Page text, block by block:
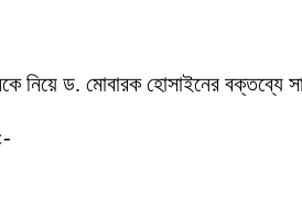
নিয়ে ড. মোবারক হোসাইনের বক্তব্যে